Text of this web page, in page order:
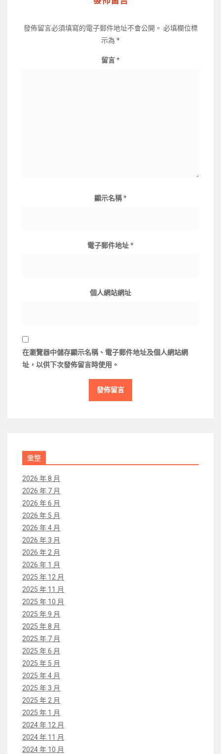
發佈留言必須填寫的電子郵件地址不會公開。 必填欄位標
示為 *
留言*
顯示名稱*
電子郵件地址*
個人網站網址
在瀏覽器中儲存顯示名稱、電子郵件地址及個人網站網
址，以供下次發佈留言時使用。
彙整
2026 年 8 月
2026 年 7 月
2026 年 6 月
2026 年 5 月
2026 年 4 月
2026 年 3 月
2026 年 2 月
2026 年 1 月
2025 年 12 月
2025 年 11 月
2025 年 10 月
2025 年 9 月
2025 年 8 月
2025 年 7 月
2025 年 6 月
2025 年 5 月
2025 年 4 月
2025 年 3 月
2025 年 2 月
2025 年 1 月
2024 年 12 月
2024 年 11 月
2024 年 10 月